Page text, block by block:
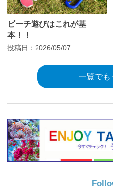
ビーチ遊びはこれが基
本！！
投稿日：2026/05/07
一覧でも